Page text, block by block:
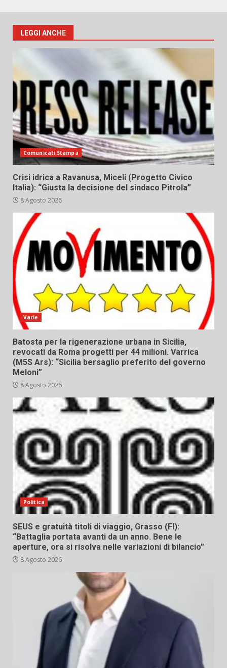
LEGGI ANCHE
Comunicati Stampa
Crisi idrica a Ravanusa, Miceli (Progetto Civico
Italia): “Giusta la decisione del sindaco Pitrola”
8 Agosto 2026
Varie
Batosta per la rigenerazione urbana in Sicilia,
revocati da Roma progetti per 44 milioni. Varrica
(M5S Ars): “Sicilia bersaglio preferito del governo
Meloni”
8 Agosto 2026
Politica
SEUS e gratuità titoli di viaggio, Grasso (FI):
“Battaglia portata avanti da un anno. Bene le
aperture, ora si risolva nelle variazioni di bilancio”
8 Agosto 2026